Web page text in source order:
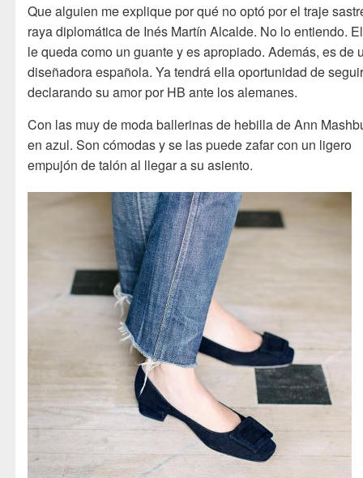
Que alguien me explique por qué no optó por el traje
raya diplomática de Inés Martín Alcalde. No lo entiendo.
le queda como un guante y es apropiado. Además, es de
diseñadora española. Ya tendrá ella oportunidad de
declarando su amor por HB ante los alemanes.
Con las muy de moda ballerinas de hebilla de Ann
en azul. Son cómodas y se las puede zafar con un ligero
empujón de talón al llegar a su asiento.